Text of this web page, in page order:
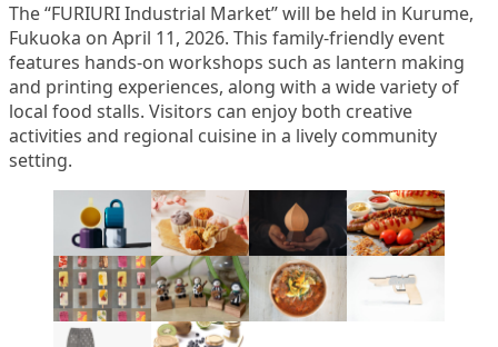
The “FURIURI Industrial Market” will be held in Kurume,
Fukuoka on April 11, 2026. This family-friendly event
features hands-on workshops such as lantern making
and printing experiences, along with a wide variety of
local food stalls. Visitors can enjoy both creative
activities and regional cuisine in a lively community
setting.